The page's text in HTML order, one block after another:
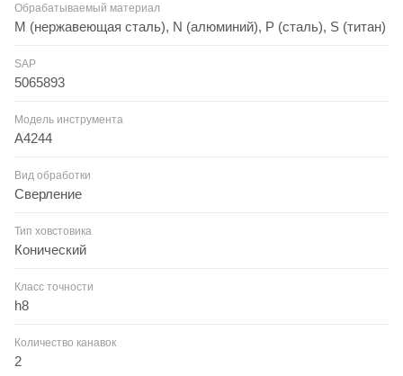
Обрабатываемый материал
M (нержавеющая сталь), N (алюминий), P (сталь), S (титан)
SAP
5065893
Модель инструмента
A4244
Вид обработки
Сверление
Тип ховстовика
Конический
Класс точности
h8
Количество канавок
2